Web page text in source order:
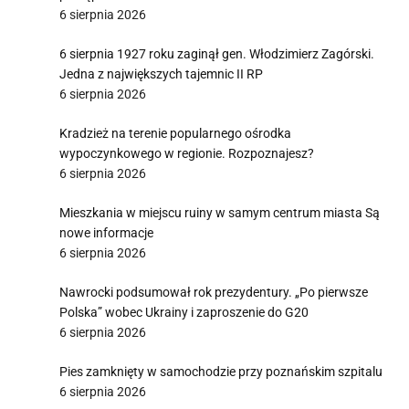
6 sierpnia 2026
6 sierpnia 1927 roku zaginął gen. Włodzimierz Zagórski.
Jedna z największych tajemnic II RP
6 sierpnia 2026
Kradzież na terenie popularnego ośrodka
wypoczynkowego w regionie. Rozpoznajesz?
6 sierpnia 2026
Mieszkania w miejscu ruiny w samym centrum miasta Są
nowe informacje
6 sierpnia 2026
Nawrocki podsumował rok prezydentury. „Po pierwsze
Polska” wobec Ukrainy i zaproszenie do G20
6 sierpnia 2026
Pies zamknięty w samochodzie przy poznańskim szpitalu
6 sierpnia 2026